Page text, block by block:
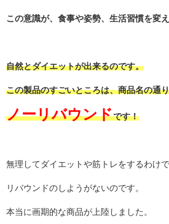
この意識が、食事や姿勢、生活習慣を変え
自然とダイエットが出来るのです。
この製品のすごいところは、商品名の通り
ノーリバウンドです！
無理してダイエットや筋トレをするわけ
リバウンドのしようがないのです。
本当に画期的な商品が上陸しました。